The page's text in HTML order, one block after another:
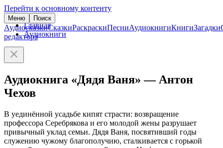
Перейти к основному контенту
Меню Поиск
АудиосказкиСказкиРаскраскиПесниАудиокнигиКнигиЗагадки
редактора
Главная
Аудиокниги
Аудиокнига «Дядя Ваня» — Антон
Чехов
В уединённой усадьбе кипят страсти: возвращение
профессора Серебрякова и его молодой жены разрушает
привычный уклад семьи. Дядя Ваня, посвятивший годы
служению чужому благополучию, сталкивается с горькой